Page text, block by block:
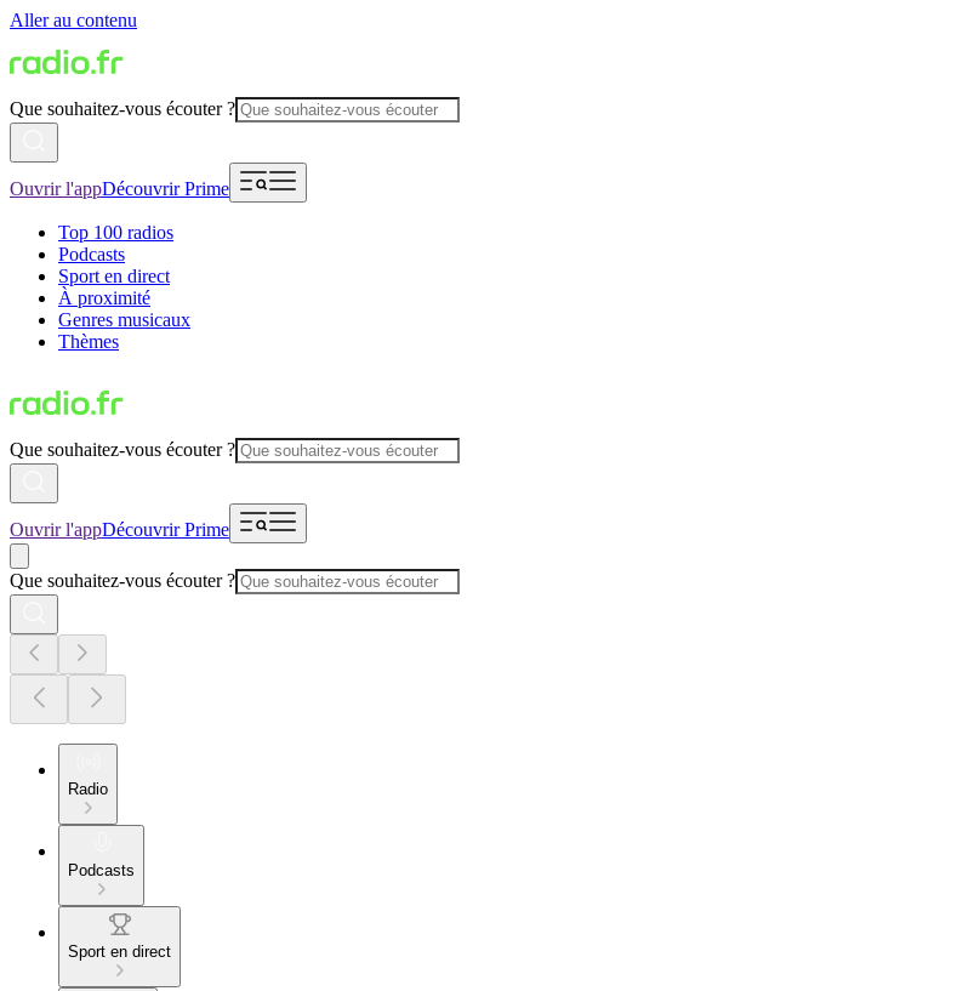
Aller au contenu
Que souhaitez-vous écouter ?
Ouvrir l'appDécouvrir Prime
Top 100 radios
Podcasts
Sport en direct
À proximité
Genres musicaux
Thèmes
Que souhaitez-vous écouter ?
Ouvrir l'appDécouvrir Prime
Que souhaitez-vous écouter ?
Radio
Podcasts
Sport en direct